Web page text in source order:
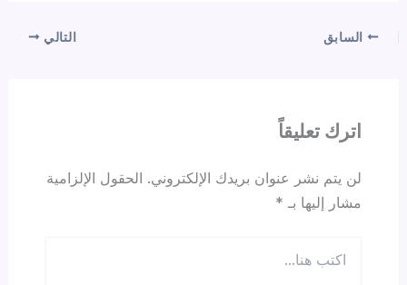
السابق التالي
اترك تعليقاً
لن يتم نشر عنوان بريدك الإلكتروني. الحقول الإلزامية
مشار إليها بـ *
هنا...